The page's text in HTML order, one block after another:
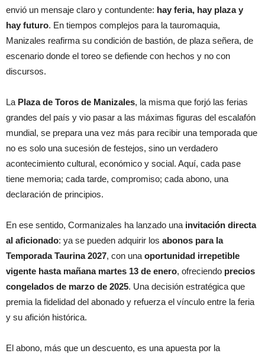
envió un mensaje claro y contundente: hay feria, hay plaza y
hay futuro. En tiempos complejos para la tauromaquia,
Manizales reafirma su condición de bastión, de plaza señera, de
escenario donde el toreo se defiende con hechos y no con
discursos.
La Plaza de Toros de Manizales, la misma que forjó las ferias
grandes del país y vio pasar a las máximas figuras del escalafón
mundial, se prepara una vez más para recibir una temporada que
no es solo una sucesión de festejos, sino un verdadero
acontecimiento cultural, económico y social. Aquí, cada pase
tiene memoria; cada tarde, compromiso; cada abono, una
declaración de principios.
En ese sentido, Cormanizales ha lanzado una invitación directa
al aficionado: ya se pueden adquirir los abonos para la
Temporada Taurina 2027, con una oportunidad irrepetible
vigente hasta mañana martes 13 de enero, ofreciendo precios
congelados de marzo de 2025. Una decisión estratégica que
premia la fidelidad del abonado y refuerza el vínculo entre la feria
y su afición histórica.
El abono, más que un descuento, es una apuesta por la